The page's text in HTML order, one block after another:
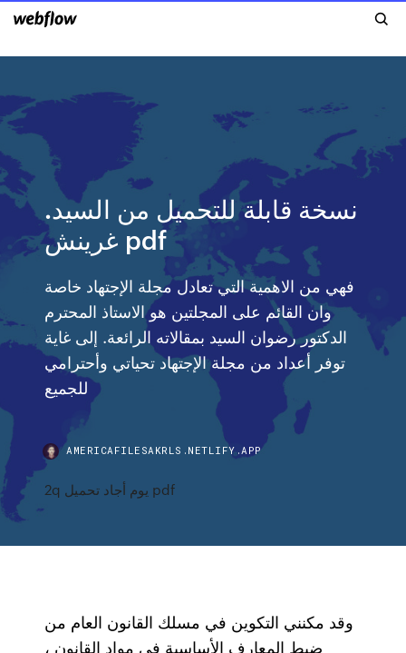
نسخة قابلة للتحميل من السيد.
غرينش pdf
فهي من الاهمية التي تعادل مجلة الإجتهاد خاصة
وان القائم على المجلتين هو الاستاذ المحترم
الدكتور رضوان السيد بمقالاته الرائعة. إلى غاية
توفر أعداد من مجلة الإجتهاد تحياتي وأحترامي
للجميع
AMERICAFILESAKRLS.NETLIFY.APP
2q يوم أجاد تحميل pdf
وقد مكنني التكوين في مسلك القانون العام من
ضبط المعارف الأساسية في مواد القانون ،